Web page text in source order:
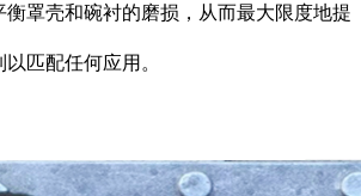
衡罩壳和碗衬的磨损，从而最大限度地提
匹配任何应用。